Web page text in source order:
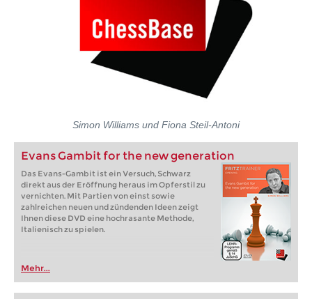
Simon Williams und Fiona Steil-Antoni
Evans Gambit for the new generation
Das Evans-Gambit ist ein Versuch, Schwarz
direkt aus der Eröffnung heraus im Opferstil zu
vernichten. Mit Partien von einst sowie
zahlreichen neuen und zündenden Ideen zeigt
Ihnen diese DVD eine hochrasante Methode,
Italienisch zu spielen.
Mehr...